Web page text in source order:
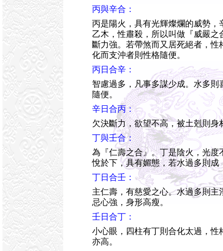
丙與辛合：
丙是陽火，具有光輝燦爛的威勢，
乙木，性肅殺，所以叫做『威嚴之
斷力強。若帶煞而又居死絕者，性
化而支沖者則性格隨便。
丙日合辛：
智慮過多，凡事多謀少成。水多則
隨便。
辛日合丙：
欠決斷力，欲望不高，被土剋則身
丁與壬合：
為『仁壽之合』。丁是陰火，光度
悅於下，具有媚態，若水過多則成
丁日合壬：
主仁壽，有慈愛之心。水過多則主
忌心強，身形高瘦。
壬日合丁：
小心眼，四柱有丁則合化太過，性
亦高。